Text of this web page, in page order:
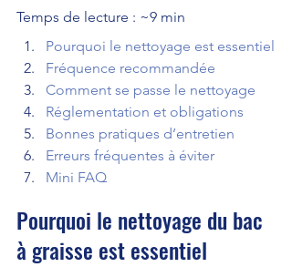
Temps de lecture : ~9 min
Pourquoi le nettoyage est essentiel
Fréquence recommandée
Comment se passe le nettoyage
Réglementation et obligations
Bonnes pratiques d’entretien
Erreurs fréquentes à éviter
Mini FAQ
Pourquoi le nettoyage du bac
à graisse est essentiel